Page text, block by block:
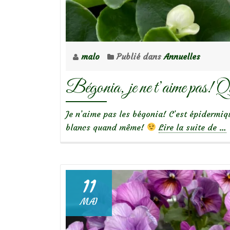
malo Publié dansAnnuelles
Bégonia, je ne t’aime pas!
Je n’aime pas les bégonia! C’est
blancs quand même!
Lire la suite de
ne
…
11
MAI